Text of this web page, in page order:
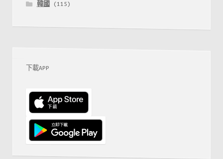
韓國 (115)
下載APP